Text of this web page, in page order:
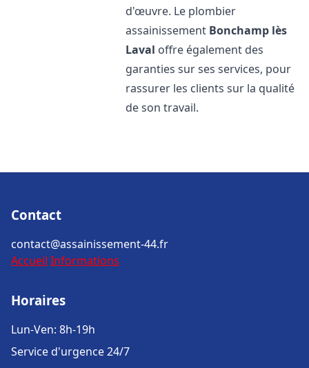
d'œuvre. Le plombier
assainissement Bonchamp lès
Laval offre également des
garanties sur ses services, pour
rassurer les clients sur la qualité
de son travail.
Contact
contact@assainissement-44.fr
Accueil Informations
Horaires
Lun-Ven: 8h-19h
Service d'urgence 24/7